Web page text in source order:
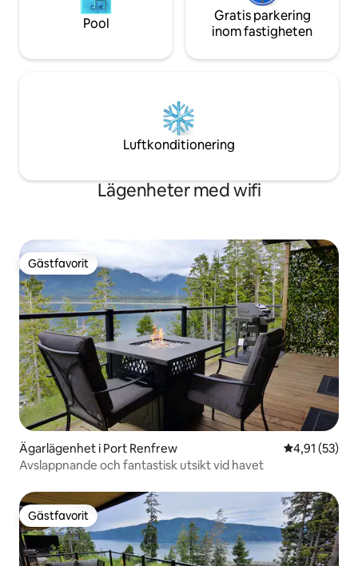
Pool
Gratis parkering
inom fastigheten
Luftkonditionering
Lägenheter med wifi
Gästfavorit
Gästfavorit
Ägarlägenhet i Port Renfrew 4,91 av 5 i
4,91 (53)
Avslappnande och fantastisk utsikt vid havet
Gästfavorit
Gästfavorit